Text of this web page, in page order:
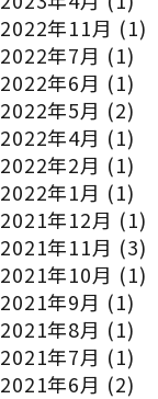
2022年11月 (1)
2022年7月 (1)
2022年6月 (1)
2022年5月 (2)
2022年4月 (1)
2022年2月 (1)
2022年1月 (1)
2021年12月 (1)
2021年11月 (3)
2021年10月 (1)
2021年9月 (1)
2021年8月 (1)
2021年7月 (1)
2021年6月 (2)